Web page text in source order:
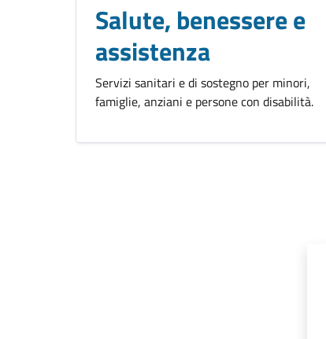
Salute, benessere e
assistenza
Servizi sanitari e di sostegno per minori,
famiglie, anziani e persone con disabilità.